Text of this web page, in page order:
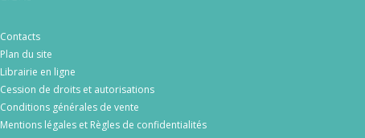
Contacts
Plan du site
Librairie en ligne
Cession de droits et autorisations
Conditions générales de vente
Mentions légales et Règles de confidentialités